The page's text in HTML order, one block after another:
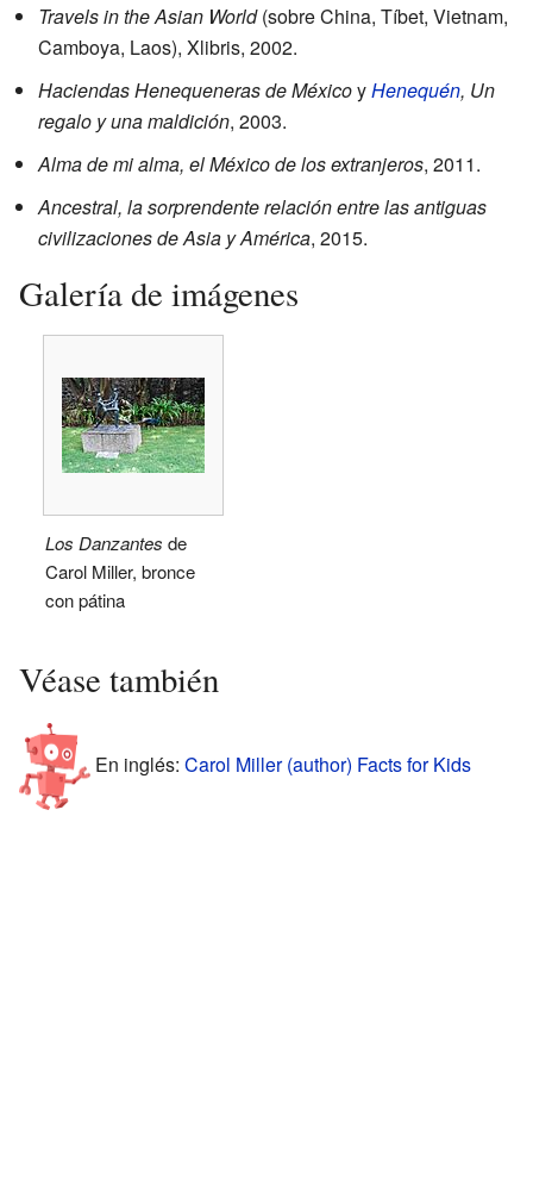
Travels in the Asian World(sobre China, Tíbet, Vietnam,
Camboya, Laos), Xlibris, 2002.
Haciendas Henequeneras de MéxicoyHenequén, Un
regalo y una maldición, 2003.
Alma de mi alma, el México de los extranjeros, 2011.
Ancestral, la sorprendente relación entre las antiguas
civilizaciones de Asia y América, 2015.
Galería de imágenes
Los Danzantes de
Carol Miller, bronce
con pátina
Véase también
En inglés: Carol Miller (author) Facts for Kids